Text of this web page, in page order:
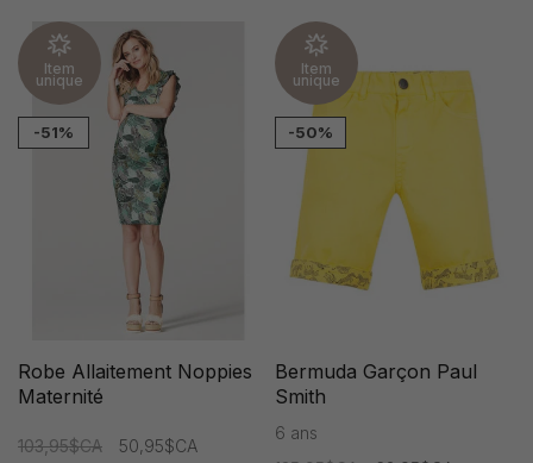
Item
unique
-51%
Robe Allaitement Noppies
Maternité
103,95$CA 50,95$CA
Item
unique
-50%
Bermuda Garçon Paul
Smith
6 ans